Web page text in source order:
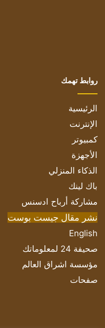
روابط تهمك
الرئيسية
الإنترنت
كمبيوتر
الأجهزة
الذكاء المنزلي
باك لينك
مشاركة أرباح ادسنس
نشر مقال جيست بوست
English
صحيفة 24 لمعلوماتك
مؤسسة اشراق العالم
صفحات